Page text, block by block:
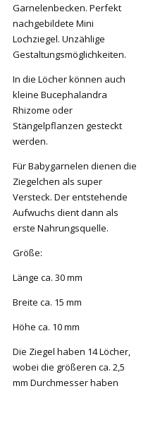
Garnelenbecken. Perfekt
nachgebildete Mini
Lochziegel. Unzählige
Gestaltungsmöglichkeiten.
In die Löcher können auch
kleine Bucephalandra
Rhizome oder
Stängelpflanzen gesteckt
werden.
Für Babygarnelen dienen die
Ziegelchen als super
Versteck. Der entstehende
Aufwuchs dient dann als
erste Nahrungsquelle.
Größe:
Länge ca. 30 mm
Breite ca. 15 mm
Höhe ca. 10 mm
Die Ziegel haben 14 Löcher,
wobei die größeren ca. 2,5
mm Durchmesser haben